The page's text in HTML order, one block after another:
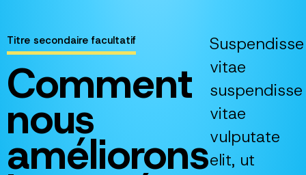
Titre secondaire facultatif
Comment
nous
améliorons
Suspendisse
vitae
suspendisse
vitae
vulputate
elit, ut